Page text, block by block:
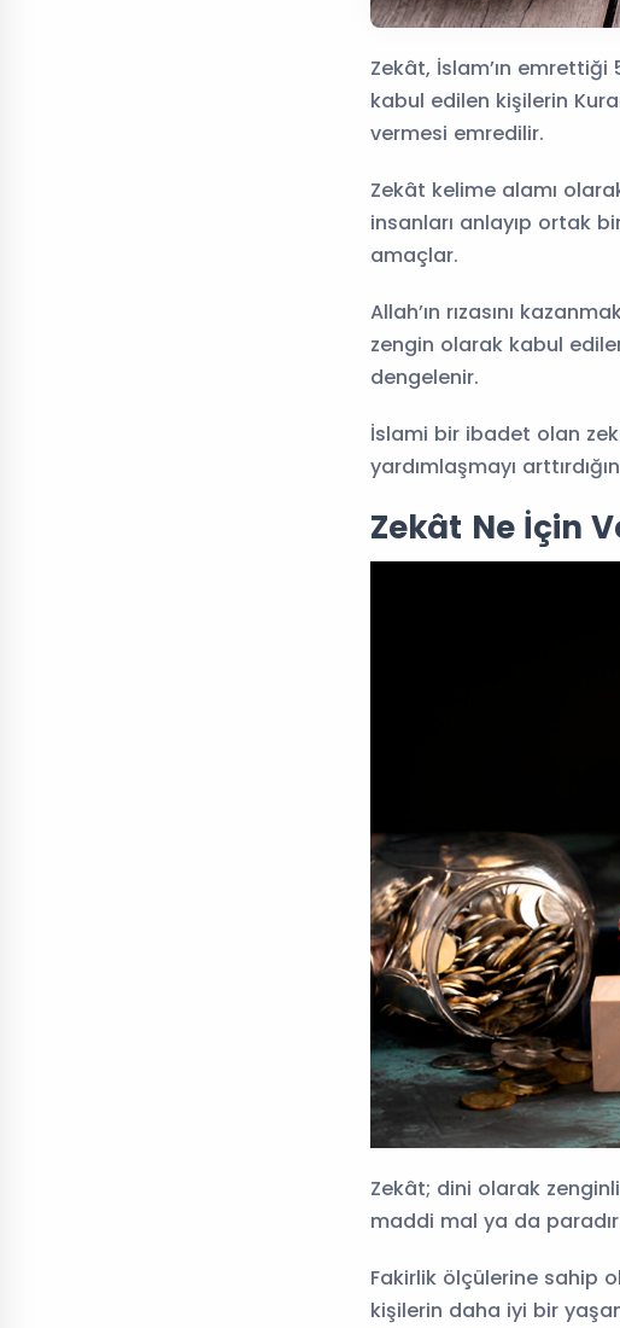
Zekât, İslam’ın
kabul edilen kişilerin
vermesi emredilir.
Zekât kelime alamı
insanları anlayıp ortak
amaçlar.
Allah’ın rızasını
zengin olarak kabul
dengelenir.
İslami bir ibadet olan
yardımlaşmayı
Zekât Ne İçin
Zekât; dini olarak
maddi mal ya da
Fakirlik ölçülerine sahip
kişilerin daha iyi bir